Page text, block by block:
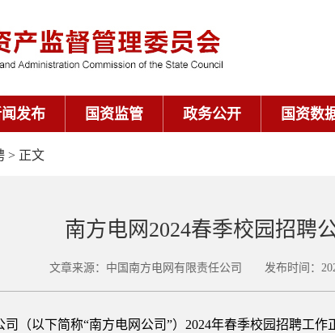
发布 国资监管 政务公开 国资数
> 正文
南方电网2024春季校园招聘
文章来源：中国南方电网有限责任公司 发布时间：
（以下简称“南方电网公司”）2024年春季校园招聘工作